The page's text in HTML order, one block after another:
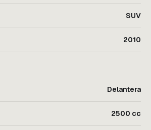
SUV
2010
Delantera
2500 cc